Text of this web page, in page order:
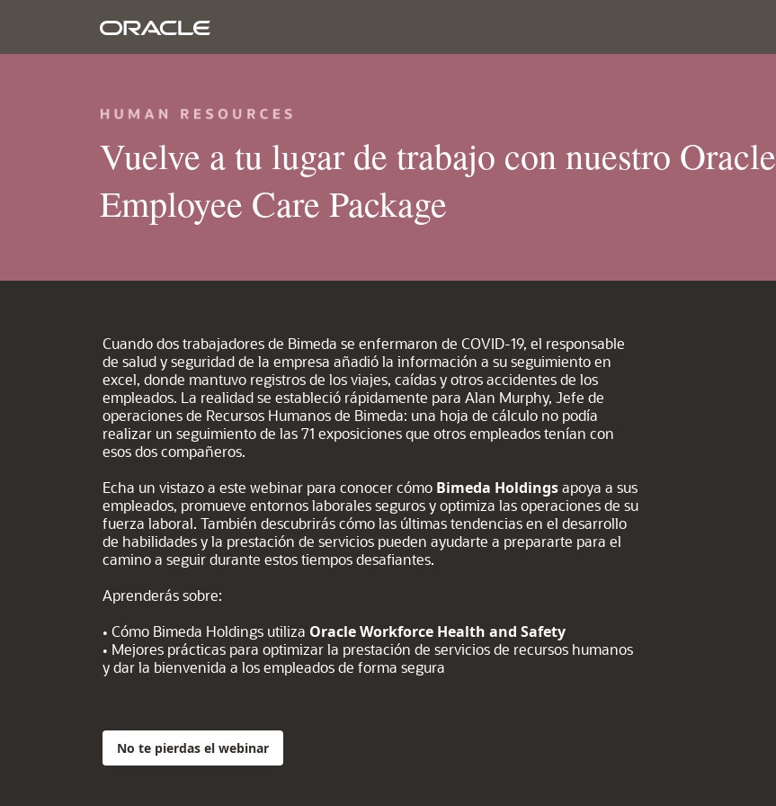
Vuelve a tu lugar de trabajo con nuestro Oracle
Employee Care Package
Cuando dos trabajadores de Bimeda se enfermaron de COVID-19, el responsable
de salud y seguridad de la empresa añadió la información a su seguimiento en
excel, donde mantuvo registros de los viajes, caídas y otros accidentes de los
empleados. La realidad se estableció rápidamente para Alan Murphy, Jefe de
operaciones de Recursos Humanos de Bimeda: una hoja de cálculo no podía
realizar un seguimiento de las 71 exposiciones que otros empleados tenían con
esos dos compañeros.
Echa un vistazo a este webinar para conocer cómo Bimeda Holdingsapoya a sus
empleados, promueve entornos laborales seguros y optimiza las operaciones de su
fuerza laboral. También descubrirás cómo las últimas tendencias en el desarrollo
de habilidades y la prestación de servicios pueden ayudarte a prepararte para el
camino a seguir durante estos tiempos desafiantes.
Aprenderás sobre:
• Cómo Bimeda Holdings utiliza Oracle Workforce Health and Safety
• Mejores prácticas para optimizar la prestación de servicios de recursos humanos
y dar la bienvenida a los empleados de forma segura
No te pierdas el webinar